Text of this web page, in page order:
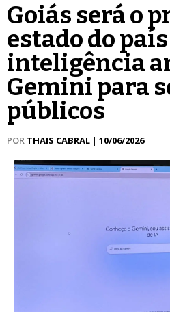
Goiás será o
estado do
inteligência
Gemini para
públicos
POR THAIS CABRAL | 10/06/2026